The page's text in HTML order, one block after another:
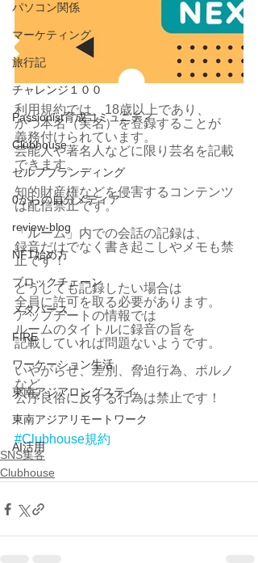
パソコン関係
マーケティング
旅行記
チャレンジ１００
Passionist育成コミュニティ
Clubhouse
セルフブランディング
0からの自分メディア
review-blog
NFT始め方
ブロックチェーン
メタバース
FIRE
ワーケーション生活
東南アジアロングステイ
東南アジアリモートワーク
AI活用
利用規約では、18歳以上であり、
かつ本名（実名）を登録することが
義務付けられています。
芸能人や著名人などに限り芸名を記載
できます。
知的財産権などを侵害するコンテンツ
は配信禁止です。
「ルーム」内での会話の記録は、
録音だけでなく書き起こしやメモも禁
止です！
どうしても記録したい場合は
全員に許可を取る必要があります。
アップデートの情報では
ルームのタイトルに録音の旨を
記載していれば問題ないようです。
いやがらせ、差別、脅迫行為、ポルノ
など
公序良俗に反する行為は禁止です！
#Clubhouse規約
SNS集客
Clubhouse